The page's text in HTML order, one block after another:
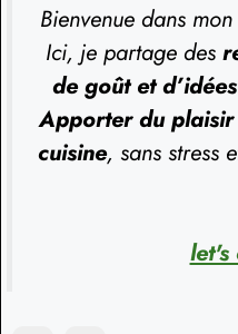
Bienvenue dans
Ici, je partage des
de goût et
Apporter du
cuisine, sans stress
let's